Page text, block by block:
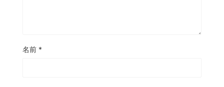
名前 *